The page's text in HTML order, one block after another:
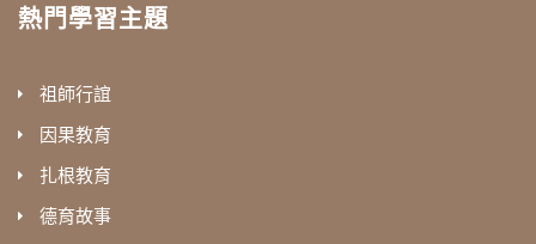
熱門學習主題
祖師行誼
因果教育
扎根教育
德育故事